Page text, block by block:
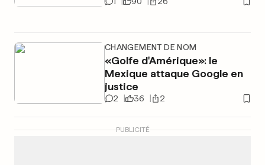
CHANGEMENT DE NOM
«Golfe d'Amérique»: le
Mexique attaque Google en
justice
2 36 2
PUBLICITÉ